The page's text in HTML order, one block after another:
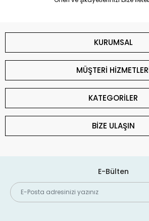
KURUMSAL
MÜŞTERİ
KATEGORİLER
BİZE ULAŞIN
E-Bülten